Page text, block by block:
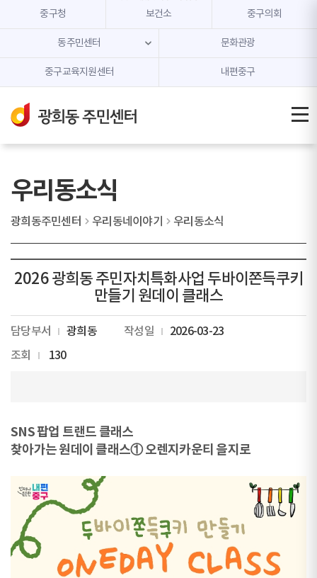
본문 내용 바로가기
주메뉴 바로가기
중구청 보건소 중구의회
동주민센터 문화관광
중구교육지원센터 내편중구
우리동소식
광희동주민센터 우리동네이야기 우리동소식
2026 광희동 주민자치특화사업 두바이쫀득쿠키
만들기 원데이 클래스
담당부서 광희동 작성일
2026-03-23
조회
130
SNS 팝업 트랜드 클래스
찾아가는 원데이 클래스① 오렌지카운티 을지로